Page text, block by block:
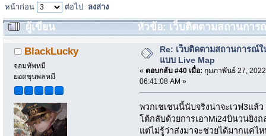
หน้าก่อน ต่อไป ลงล่าง
ผู้เขียน
หัวข้อ: เว็บติดตามสถานการ
ครั้ง)
BlackLucky
จอมทัพหมี
ยอดขุนพลหมี
Re: เว็บติดตามสถานการณ์ใ
แบบ Live Map
« ตอบกลับ #40 เมื่อ: กุมภาพันธ์ 27,
06:41:08 AM »
พวกเชเชนนี้นับจริงน่าจะเวฟ3แล้
โต้กลับด้วยการเอาMi24บินวนยิง
แต่ไม่รู้ว่าส่งมาจะช่วยได้มากแค่